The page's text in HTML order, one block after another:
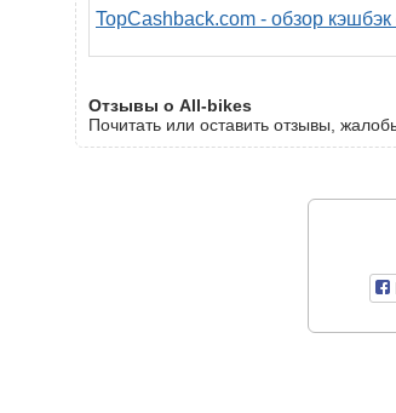
TopCashback.com - обзор кэшбэк
Отзывы о All-bikes
Почитать или оставить отзывы,